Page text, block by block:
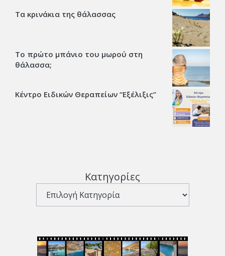
Τα κρινάκια της θάλασσας
Το πρώτο μπάνιο του μωρού στη
θάλασσα;
Κέντρο Ειδικών Θεραπείων “Εξέλιξις’’
Κατηγορίες